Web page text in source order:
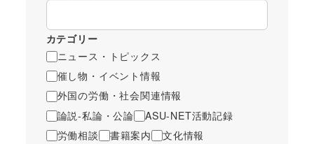
カテゴリー
ニュース・トピックス
催し物・イベント情報
外国の労働・社会関連情報
論説-私論・公論
ASU-NET活動記録
労働相談
書籍案内
文化情報